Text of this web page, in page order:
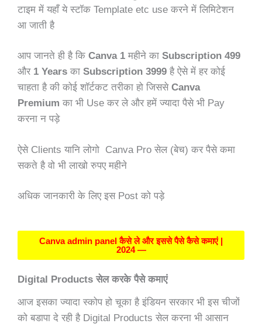
टाइम में यहाँ ये स्टॉक Template etc use करने में लिमिटेशन
आ जाती है
आप जानते ही है कि Canva 1 महीने का Subscription 499
और 1 Years का Subscription 3999 है ऐसे में हर कोई
चाहता है की कोई शॉर्टकट तरीका हो जिससे Canva
Premium का भी Use कर ले और हमें ज्यादा पैसे भी Pay
करना न पड़े
ऐसे Clients यानि लोगो Canva Pro सेल (बेच) कर पैसे कमा
सकते है वो भी लाखो रुपए महीने
अधिक जानकारी के लिए इस Post को पड़े
Canva admin panel कैसे ले और इससे पैसे कैसे कमाएं |
2024 —
Digital Products सेल करके पैसे कमाएं
आज इसका ज्यादा स्कोप हो चूका है इंडियन सरकार भी इस चीजों
को बडापा दे रही है Digital Products सेल करना भी आसान